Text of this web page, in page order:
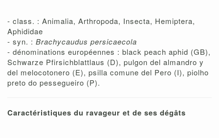
- class. : Animalia, Arthropoda, Insecta, Hemiptera,
Aphididae
- syn. : Brachycaudus persicaecola
- dénominations européennes : black peach aphid (GB),
Schwarze Pfirsichblattlaus (D), pulgon del almandro y
del melocotonero (E), psilla comune del Pero (I), piolho
preto do pessegueiro (P).
Caractéristiques du ravageur et de ses dégâts